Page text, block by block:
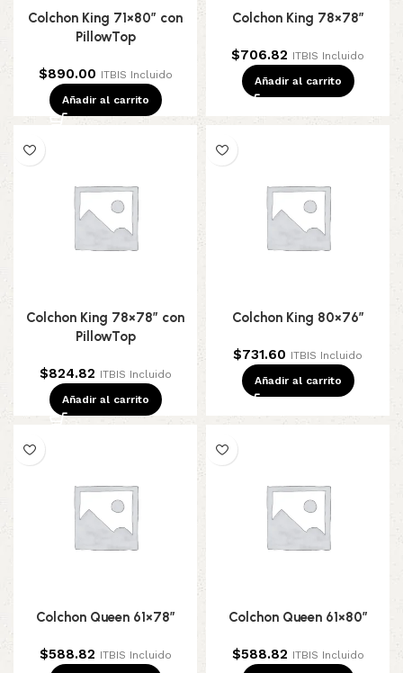
Colchon King 71×80″ con
PillowTop
$890.00 ITBIS Incluido
Añadir al carrito
Colchon King 78×78″
$706.82 ITBIS Incluido
Añadir al carrito
Colchon King 78×78″ con
PillowTop
$824.82 ITBIS Incluido
Añadir al carrito
Colchon King 80×76″
$731.60 ITBIS Incluido
Añadir al carrito
Colchon Queen 61×78″
$588.82 ITBIS Incluido
Colchon Queen 61×80″
$588.82 ITBIS Incluido